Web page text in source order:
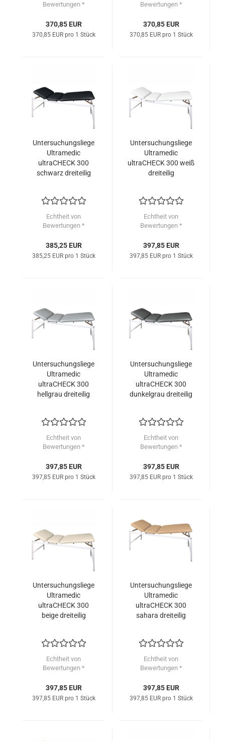
Bewertungen *
370,85 EUR
370,85 EUR pro 1 Stück
Bewertungen *
370,85 EUR
370,85 EUR pro 1 Stück
Untersuchungsliege
Ultramedic
ultraCHECK 300
schwarz dreiteilig
Echtheit von
Bewertungen *
385,25 EUR
385,25 EUR pro 1 Stück
Untersuchungsliege
Ultramedic
ultraCHECK 300 weiß
dreiteilig
Echtheit von
Bewertungen *
397,85 EUR
397,85 EUR pro 1 Stück
Untersuchungsliege
Ultramedic
ultraCHECK 300
hellgrau dreiteilig
Echtheit von
Bewertungen *
397,85 EUR
397,85 EUR pro 1 Stück
Untersuchungsliege
Ultramedic
ultraCHECK 300
dunkelgrau dreiteilig
Echtheit von
Bewertungen *
397,85 EUR
397,85 EUR pro 1 Stück
Untersuchungsliege
Ultramedic
ultraCHECK 300
beige dreiteilig
Echtheit von
Bewertungen *
397,85 EUR
397,85 EUR pro 1 Stück
Untersuchungsliege
Ultramedic
ultraCHECK 300
sahara dreiteilig
Echtheit von
Bewertungen *
397,85 EUR
397,85 EUR pro 1 Stück